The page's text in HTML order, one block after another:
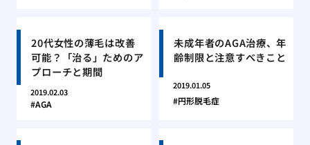
20代女性の薄毛は改善
可能？「治る」ためのア
プローチと期間
2019.02.03
AGA
未成年者のAGA治療、年
齢制限と注意すべきこと
2019.01.05
円形脱毛症